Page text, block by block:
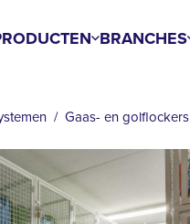
BRANCHES
Gaas- en golflockers